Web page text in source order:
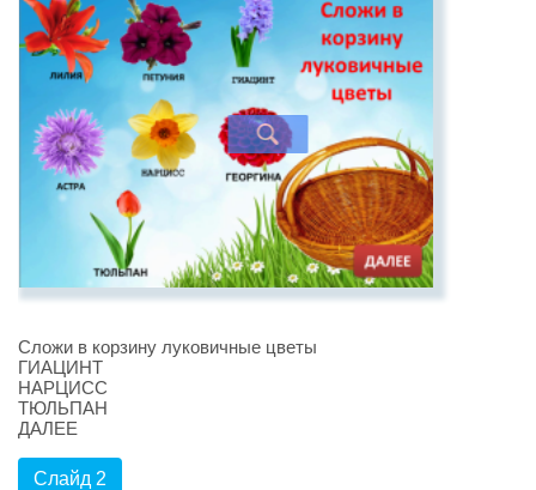
Сложи в корзину луковичные цветы
ГИАЦИНТ
НАРЦИСС
ТЮЛЬПАН
ДАЛЕЕ
Слайд 2